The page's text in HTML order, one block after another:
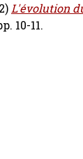
L'évolution
10-11.